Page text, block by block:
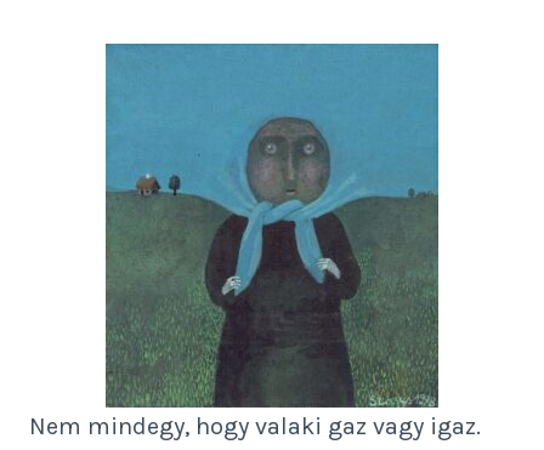
Nem mindegy, hogy valaki gaz vagy igaz.